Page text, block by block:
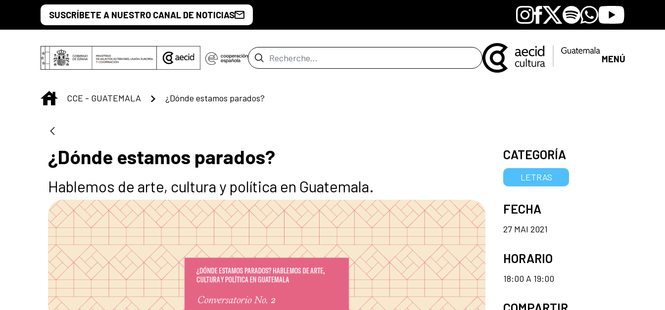
Saut au contenu principal
SUSCRÍBETE A NUESTRO CANAL DE NOTICIAS Instagram
Facebook
X SpotifyWhatsapp
Youtube
Barre de recherche MENÚ
INICIO
CCE - GUATEMALA ¿Dónde estamos parados?
¿Dónde estamos parados?
Hablemos de arte, cultura y política en Guatemala.
CATEGORÍA
LETRAS
FECHA
27 MAI 2021
HORARIO
18:00 A 19:00